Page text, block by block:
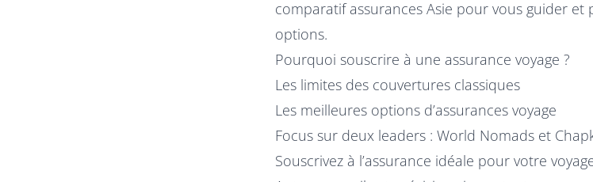
comparatif assurances Asie pour vous guider
options.
Pourquoi souscrire à une assurance voyage ?
Les limites des couvertures classiques
Les meilleures options d’assurances voyage
Focus sur deux leaders : World Nomads et
Souscrivez à l’assurance idéale pour votre